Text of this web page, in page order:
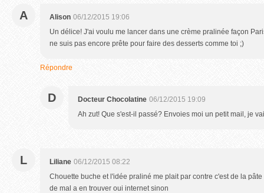
A Alison 06/12/2015 19:06
Un délice! J'ai voulu me lancer dans une crème pralinée façon
ne suis pas encore prête pour faire des desserts comme toi ;)
Répondre
D Docteur Chocolatine 06/12/2015 19:09
Ah zut! Que s'est-il passé? Envoies moi un petit mail, je
L Liliane 06/12/2015 08:22
Chouette buche et l'idée praliné me plait par contre c'est de la
de mal a en trouver oui internet sinon